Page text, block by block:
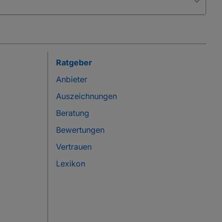
Ratgeber
Anbieter
Auszeichnungen
Beratung
Bewertungen
Vertrauen
Lexikon